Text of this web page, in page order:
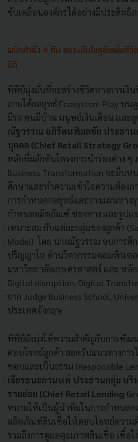
ขับเคลื่อนองค์กรได้อย่างมีประสิทธิ
ผนึกกำลัง 4 ทีม ยกระดับโซลูชันเพื่อชีวิ
มิติ
ทีทีบีมุ่งมั่นที่จะสร้างชีวิตทางการเงิ
ภายใต้กลยุทธ์ Ecosystem Play บน
มีรถ คนมีบ้าน มนุษย์เงินเดือน และลู
ณัฐวรรณ อภิรัตนพิมลชัย ประธาน
บุคคล (Chief Retail Strategy
หลักที่ผลักดันโครงการนำร่องต่าง ๆ
Business Transformation จะมีบท
ศึกษาและทำความเข้าใจความต้อง
การกำหนดกลยุทธ์และวางแผนทางธุ
กำหนดผลิตภัณฑ์ ช่องทาง และรูปแ
เหมาะสม กับแต่ละกลุ่มของลูกค้า
Model) โดย นางณัฐวรรณ จบการ
ปริญญาโท ด้านวิศวกรรมคอมพิวเตอ
มหาวิทยาลัยเกษตรศาสตร์ และ หลั
Digital disruption: Digital
จาก Judge Business School,
ประเทศอังกฤษ
ทีทีบียังมุ่งให้ความสำคัญกับการพั
ตอบโจทย์ลูกค้า สอดรับแนวทางกา
ชอบและเป็นธรรม (Responsible
เจียรธนะกานนท์ ประธานกลุ่ม บ
รายย่อย (Chief Retail Lending
หมายให้เป็นผู้นำทีมในการกำหนดก
ผลิตภัณฑ์สินเชื่อให้ตอบโจทย์ความ
รวมถึงการดูแลคุณภาพสินเชื่อ เพื่อใ